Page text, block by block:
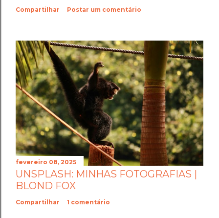
Compartilhar Postar um comentário
fevereiro 08, 2025
UNSPLASH: MINHAS FOTOGRAFIAS |
BLOND FOX
Compartilhar 1 comentário